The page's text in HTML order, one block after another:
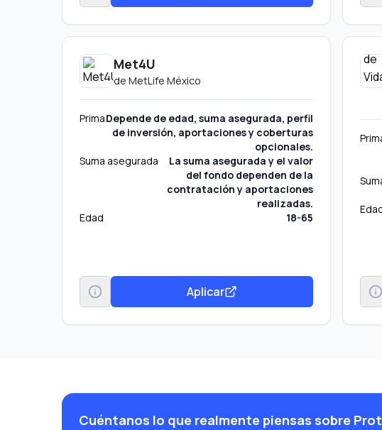
Met4U
de MetLife México
PrimaDepende de edad, suma asegurada, perfil
de inversión, aportaciones y coberturas
opcionales.
Suma asegurada
La suma asegurada y el valor
del fondo dependen de la
contratación y aportaciones
realizadas.
Edad
18-65
Aplicar
Cuéntanos lo que realmente piensas sobre